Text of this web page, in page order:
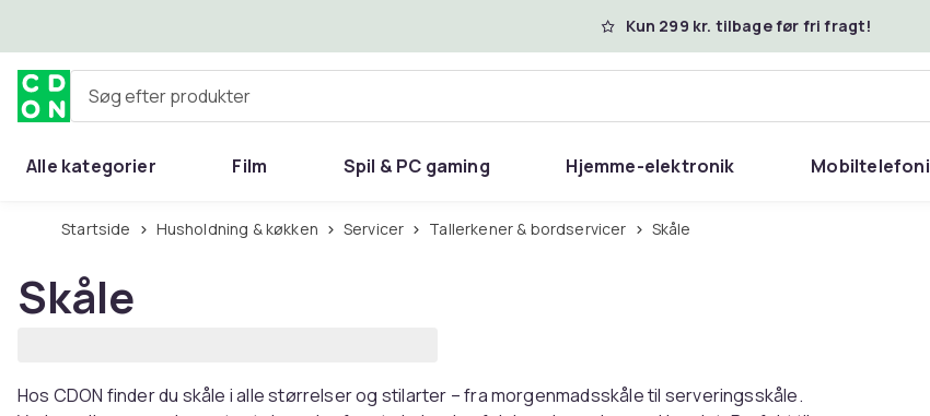
Kun 299 kr. tilbage før fri fragt!
Søg efter produkter
Alle kategorier Film Spil & PC gaming Hjemme-elektronik Mobiltelefoni
Hjem & have
Startside Husholdning & køkken Servicer Tallerkener & bordservicer Skåle
Skåle
Hos CDON finder du skåle i alle størrelser og stilarter – fra morgenmadsskåle til serveringsskåle.